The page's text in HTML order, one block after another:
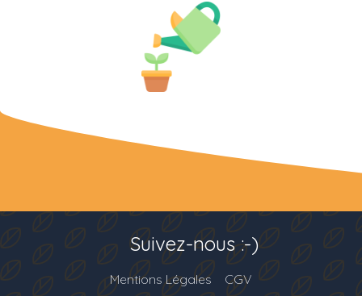
Mentions Légales CGV
Suivez-nous :-)